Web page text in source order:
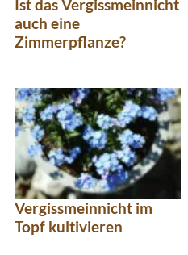
Ist das Vergissmeinnicht
auch eine
Zimmerpflanze?
Vergissmeinnicht im
Topf kultivieren